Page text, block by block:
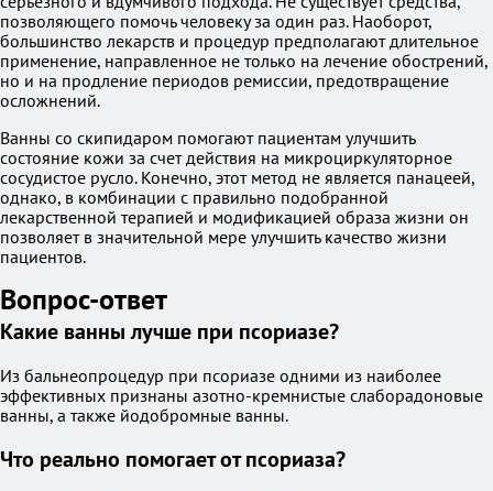
позволяющего помочь человеку за один раз. Наоборот,
большинство лекарств и процедур предполагают длительное
применение, направленное не только на лечение обострений,
но и на продление периодов ремиссии, предотвращение
осложнений.
Ванны со скипидаром помогают пациентам улучшить
состояние кожи за счет действия на микроциркуляторное
сосудистое русло. Конечно, этот метод не является панацеей,
однако, в комбинации с правильно подобранной
лекарственной терапией и модификацией образа жизни он
позволяет в значительной мере улучшить качество жизни
пациентов.
Вопрос-ответ
Какие ванны лучше при псориазе?
Из бальнеопроцедур при псориазе одними из наиболее
эффективных признаны азотно-кремнистые слаборадоновые
ванны, а также йодобромные ванны.
Что реально помогает от псориаза?